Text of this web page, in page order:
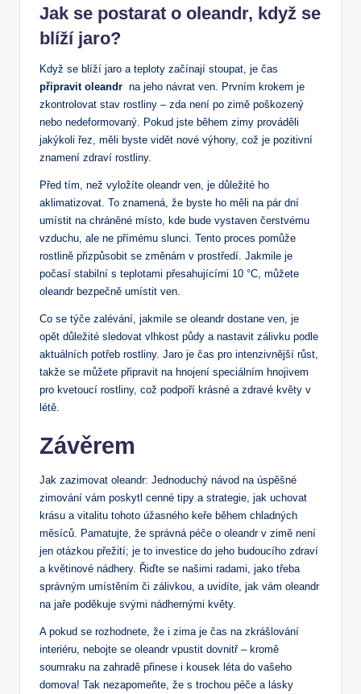
Jak se postarat o oleandr, když ⁢se
blíží‍ jaro?
Když⁣ se blíží jaro ⁣a‌ teploty začínají stoupat, je čas
připravit ⁤oleandr ⁤ na jeho ​návrat ‍ven. Prvním krokem je
zkontrolovat stav​ rostliny – zda není po zimě poškozený
nebo nedeformovaný. Pokud jste během‌ zimy prováděli
jakýkoli ‌řez,‍ měli byste vidět ⁢nové výhony, což je pozitivní
⁢znamení zdraví rostliny.​
Před tím,⁢ než ⁤vyložíte oleandr ven, ‍je důležité‌ ho
aklimatizovat.⁤ To‌ znamená, že byste⁤ ho měli na pár dní‌
umístit na chráněné místo, kde ⁤bude⁤ vystaven čerstvému
vzduchu, ale ne ⁢přímému slunci. Tento proces pomůže ​
rostlině přizpůsobit‌ se ⁣změnám v​ prostředí.‌ Jakmile ​je
počasí stabilní‌ s teplotami přesahujícími 10 °C,​ můžete
oleandr bezpečně umístit ven.
Co se týče zalévání,‌ jakmile se oleandr dostane ‍ven, je
⁤opět důležité ‍sledovat vlhkost půdy a nastavit ‍zálivku podle
aktuálních​ potřeb⁣ rostliny. Jaro je ‌čas pro intenzivnější růst,
takže ‍se ‍můžete připravit na hnojení speciálním hnojivem
pro kvetoucí rostliny, což podpoří⁢ krásné ‌a zdravé květy‍ v
létě.
Závěrem
Jak ⁣zazimovat oleandr: Jednoduchý návod na úspěšné
zimování vám poskytl ​cenné tipy a strategie, ⁣jak uchovat
krásu ​a vitalitu tohoto úžasného keře během ‍chladných
měsíců. Pamatujte, že správná péče o oleandr v zimě není
⁢jen otázkou přežití; je to investice do jeho budoucího‍ zdraví
a květinové nádhery. Řiďte se našimi‌ radami, jako⁢ třeba
správným‍ umístěním či zálivkou, a uvidíte, jak vám oleandr
na ⁣jaře poděkuje svými ⁢nádhernými⁢ květy.
A pokud ⁤se rozhodnete, že i zima‍ je čas na​ zkrášlování
⁣interiéru, nebojte‌ se ⁢oleandr ‌vpustit‌ dovnitř – kromě
soumraku na ‍zahradě přinese⁢ i ⁤kousek⁤ léta do ⁢vašeho
domova! Tak​ nezapomeňte, že s trochou⁢ péče a‌ lásky